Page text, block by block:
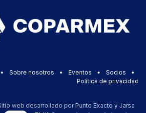
• Sobre nosotros • Eventos • Socios
•
Política de privacidad
web desarrollado por Punto Exacto y Jarsa